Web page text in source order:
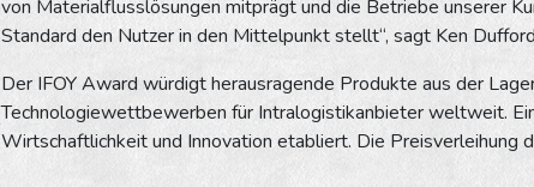
von Materialflusslösungen mitprägt und die Betriebe unserer
Standard den Nutzer in den Mittelpunkt stellt“, sagt Ken
Der IFOY Award würdigt herausragende Produkte aus der
Technologiewettbewerben für Intralogistikanbieter weltweit.
Wirtschaftlichkeit und Innovation etabliert. Die